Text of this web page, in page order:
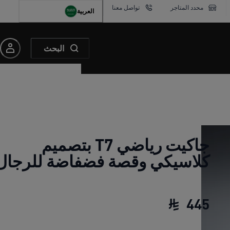
محدد المتاجر تواصل معنا العربية
البحث
جاكيت رياضي T7 بتصميم
كلاسيكي وقصة فضفاضة
445